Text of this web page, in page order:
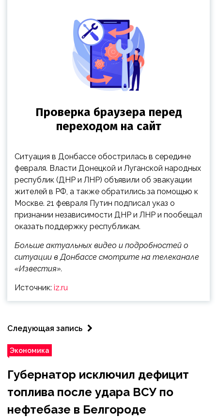
Ситуация в Донбассе обострилась в середине
февраля. Власти Донецкой и Луганской народных
республик (ДНР и ЛНР) объявили об эвакуации
жителей в РФ, а также обратились за помощью к
Москве. 21 февраля Путин подписал указ о
признании независимости ДНР и ЛНР и пообещал
оказать поддержку республикам.
Больше актуальных видео и подробностей о
ситуации в Донбассе смотрите на телеканале
«Известия».
Источник: iz.ru
Следующая запись
Экономика
Губернатор исключил дефицит
топлива после удара ВСУ по
нефтебазе в Белгороде